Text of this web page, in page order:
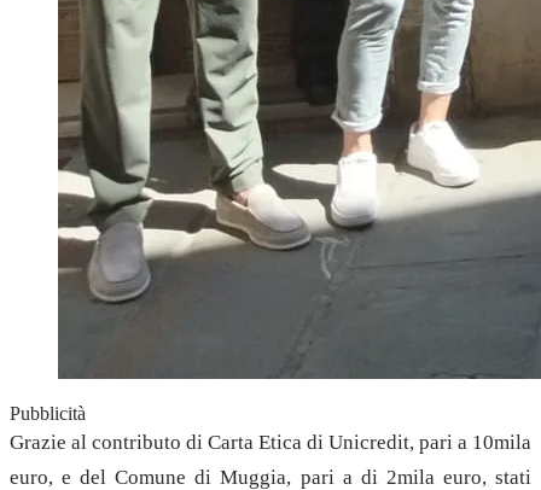
Pubblicità
Grazie al contributo di Carta Etica di Unicredit, pari a 10mila
euro, e del Comune di Muggia, pari a di 2mila euro, stati